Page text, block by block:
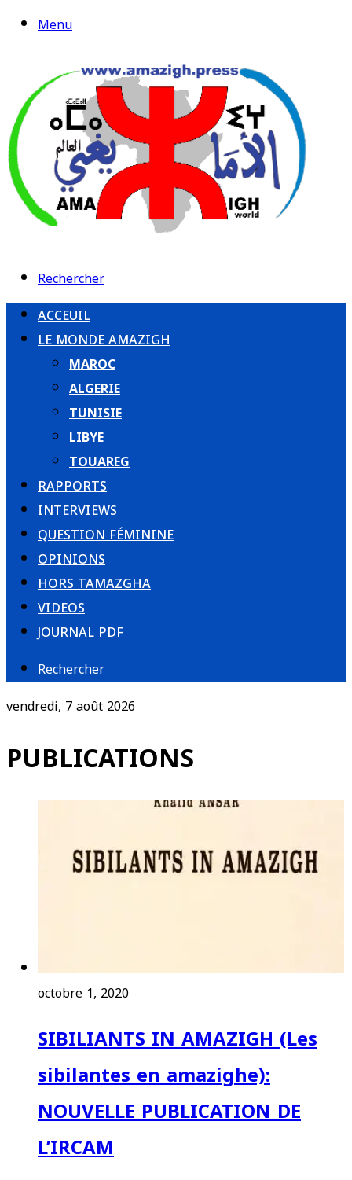
Menu
Rechercher
ACCEUIL
LE MONDE AMAZIGH
MAROC
ALGERIE
TUNISIE
LIBYE
TOUAREG
RAPPORTS
INTERVIEWS
QUESTION FÉMININE
OPINIONS
HORS TAMAZGHA
VIDEOS
JOURNAL PDF
Rechercher
vendredi, 7 août 2026
PUBLICATIONS
octobre 1, 2020
SIBILIANTS IN AMAZIGH (Les
sibilantes en amazighe):
NOUVELLE PUBLICATION DE
L’IRCAM